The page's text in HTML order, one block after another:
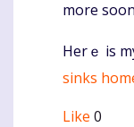
more
Herｅ is
sinks
Like 0